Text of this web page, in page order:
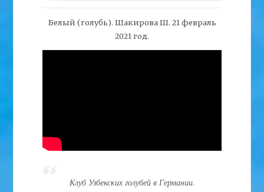
Белый (голубь). Шакирова Ш. 21 февраль
2021 год.
Клуб Узбекских голубей в Германии.